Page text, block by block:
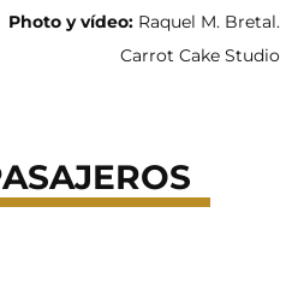
Photo y vídeo: Raquel M. Bretal.
Carrot Cake Studio